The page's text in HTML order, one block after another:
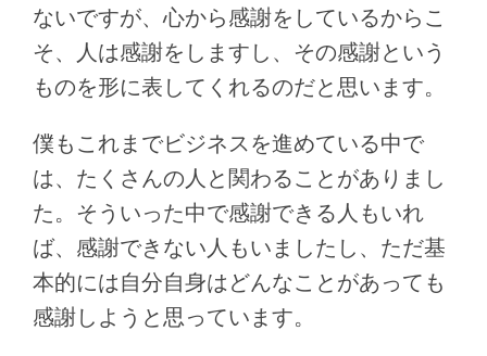
ないですが、心から感謝をしているからこ
そ、人は感謝をしますし、その感謝という
ものを形に表してくれるのだと思います。
僕もこれまでビジネスを進めている中で
は、たくさんの人と関わることがありまし
た。そういった中で感謝できる人もいれ
ば、感謝できない人もいましたし、ただ基
本的には自分自身はどんなことがあっても
感謝しようと思っています。